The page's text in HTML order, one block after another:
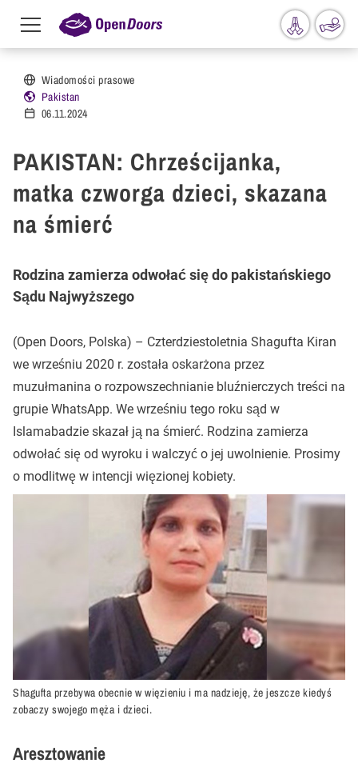
Przejdź do treści
Menu
toggle
Wiadomości prasowe
Pakistan
06.11.2024
PAKISTAN: Chrześcijanka,
matka czworga dzieci, skazana
na śmierć
Rodzina zamierza odwołać się do pakistańskiego
Sądu Najwyższego
(Open Doors, Polska) – Czterdziestoletnia Shagufta Kiran
we wrześniu 2020 r. została oskarżona przez
muzułmanina o rozpowszechnianie bluźnierczych treści na
grupie WhatsApp. We wrześniu tego roku sąd w
Islamabadzie skazał ją na śmierć. Rodzina zamierza
odwołać się od wyroku i walczyć o jej uwolnienie. Prosimy
o modlitwę w intencji więzionej kobiety.
Shagufta przebywa obecnie w więzieniu i ma nadzieję, że jeszcze kiedyś
zobaczy swojego męża i dzieci.
Aresztowanie